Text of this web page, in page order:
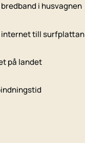
i husvagnen
internet till surfplattan
på landet